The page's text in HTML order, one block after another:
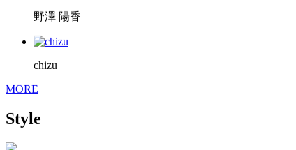
野澤 陽香
chizu
MORE
Style